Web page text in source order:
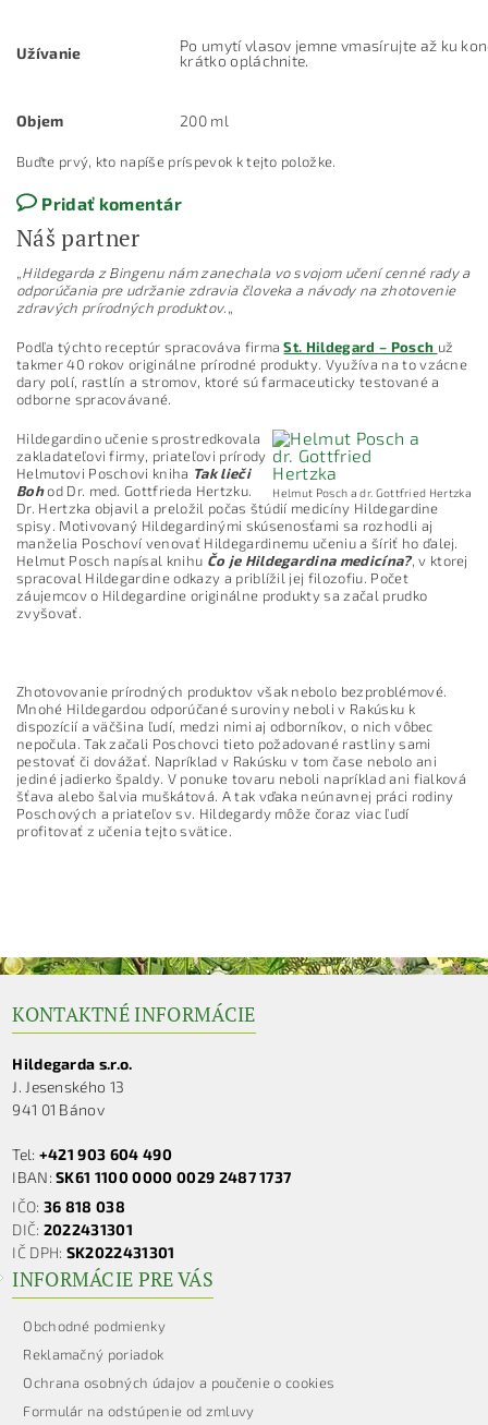
Užívanie
Po umytí vlasov jemne vmasírujte až ku
krátko opláchnite.
Objem 200 ml
Buďte prvý, kto napíše príspevok k tejto položke.
Pridať komentár
Náš partner
„Hildegarda z Bingenu nám zanechala vo svojom učení cenné rady a
odporúčania pre udržanie zdravia človeka a návody na zhotovenie
zdravých prírodných produktov.„
Podľa týchto receptúr spracováva firmaSt. Hildegard – Posch už
takmer 40 rokov originálne prírodné produkty. Využíva na to vzácne
dary polí, rastlín a stromov, ktoré sú farmaceuticky testované a
odborne spracovávané.
Helmut Posch a dr. Gottfried Hertzka
Hildegardino učenie sprostredkovala
zakladateľovi firmy, priateľovi prírody
Helmutovi Poschovi kniha Tak lieči
Bohod Dr. med. Gottfrieda Hertzku.
Dr. Hertzka objavil a preložil počas štúdií medicíny Hildegardine
spisy. Motivovaný Hildegardinými skúsenosťami sa rozhodli aj
manželia Poschoví venovať Hildegardinemu učeniu a šíriť ho ďalej.
Helmut Posch napísal knihu Čo je Hildegardina medicína?, v ktorej
spracoval Hildegardine odkazy a priblížil jej filozofiu. Počet
záujemcov o Hildegardine originálne produkty sa začal prudko
zvyšovať.
Zhotovovanie prírodných produktov však nebolo bezproblémové.
Mnohé Hildegardou odporúčané suroviny neboli v Rakúsku k
dispozícií a väčšina ľudí, medzi nimi aj odborníkov, o nich vôbec
nepočula. Tak začali Poschovci tieto požadované rastliny sami
pestovať či dovážať. Napríklad v Rakúsku v tom čase nebolo ani
jediné jadierko špaldy. V ponuke tovaru neboli napríklad ani fialková
šťava alebo šalvia muškátová. A tak vďaka neúnavnej práci rodiny
Poschových a priateľov sv. Hildegardy môže čoraz viac ľudí
profitovať z učenia tejto svätice.
KONTAKTNÉ INFORMÁCIE
Hildegarda s.r.o.
J. Jesenského 13
941 01 Bánov
Tel: +421 903 604 490
IBAN:SK61 1100 0000 0029 2487 1737
IČO: 36 818 038
DIČ: 2022431301
IČ DPH: SK2022431301
INFORMÁCIE PRE VÁS
Obchodné podmienky
Reklamačný poriadok
Ochrana osobných údajov a poučenie o cookies
Formulár na odstúpenie od zmluvy